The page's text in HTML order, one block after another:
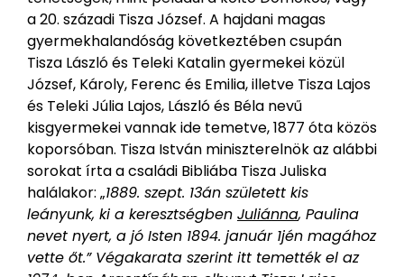
a 20. századi Tisza József. A hajdani magas
gyermekhalandóság következtében csupán
Tisza László és Teleki Katalin gyermekei közül
József, Károly, Ferenc és Emilia, illetve Tisza Lajos
és Teleki Júlia Lajos, László és Béla nevű
kisgyermekei vannak ide temetve, 1877 óta közös
koporsóban. Tisza István miniszterelnök az alábbi
sorokat írta a családi Bibliába Tisza Juliska
halálakor: „1889. szept. 13án született kis
leányunk, ki a keresztségben Juliánna, Paulina
nevet nyert, a jó Isten 1894. január 1jén magához
vette őt.” Végakarata szerint itt temették el az